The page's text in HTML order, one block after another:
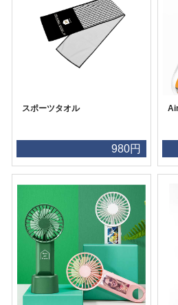
スポーツタオル
980円